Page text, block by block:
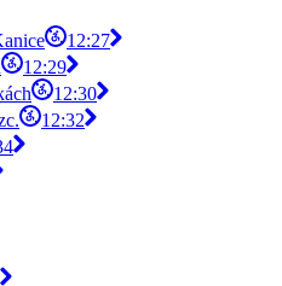
12:27
12:29
12:30
12:32